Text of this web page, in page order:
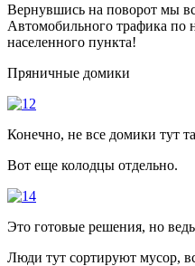
Вернувшись на поворот мы
Автомобильного трафика по
населенного пункта!
Пряничные домики
Конечно, не все домики тут
Вот еще колодцы отдельно.
Это готовые решения, но
Люди тут сортируют мусор,